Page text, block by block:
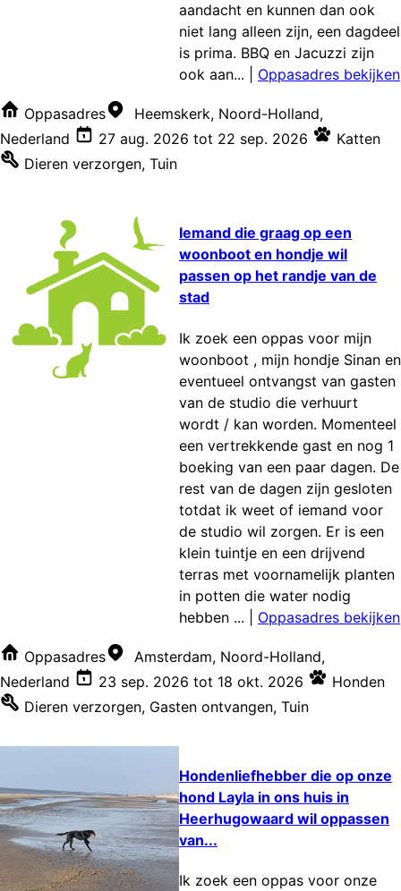
aandacht en kunnen dan ook
niet lang alleen zijn, een dagdeel
is prima. BBQ en Jacuzzi zijn
ook aan...
Oppasadres bekijken
Oppasadres
Heemskerk, Noord-Holland,
Nederland
27 aug. 2026 tot 22 sep. 2026
Katten
Dieren verzorgen, Tuin
Iemand die graag op een
woonboot en hondje wil
passen op het randje van de
stad
Ik zoek een oppas voor mijn
woonboot , mijn hondje Sinan en
eventueel ontvangst van gasten
van de studio die verhuurt
wordt / kan worden. Momenteel
een vertrekkende gast en nog 1
boeking van een paar dagen. De
rest van de dagen zijn gesloten
totdat ik weet of iemand voor
de studio wil zorgen. Er is een
klein tuintje en een drijvend
terras met voornamelijk planten
in potten die water nodig
hebben ...
Oppasadres bekijken
Oppasadres
Amsterdam, Noord-Holland,
Nederland
23 sep. 2026 tot 18 okt. 2026
Honden
Dieren verzorgen, Gasten ontvangen, Tuin
Hondenliefhebber die op onze
hond Layla in ons huis in
Heerhugowaard wil oppassen
van...
Ik zoek een oppas voor onze